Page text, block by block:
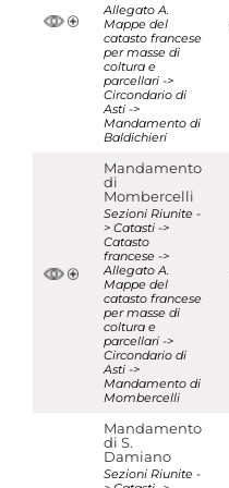
Allegato A.
Mappe del
catasto francese
per masse di
coltura e
parcellari ->
Circondario di
Asti ->
Mandamento di
Baldichieri
Mandamento
di
Mombercelli
Sezioni Riunite -
> Catasti ->
Catasto
francese ->
Allegato A.
Mappe del
catasto francese
per masse di
coltura e
parcellari ->
Circondario di
Asti ->
Mandamento di
Mombercelli
Mandamento
di S.
Damiano
Sezioni Riunite -